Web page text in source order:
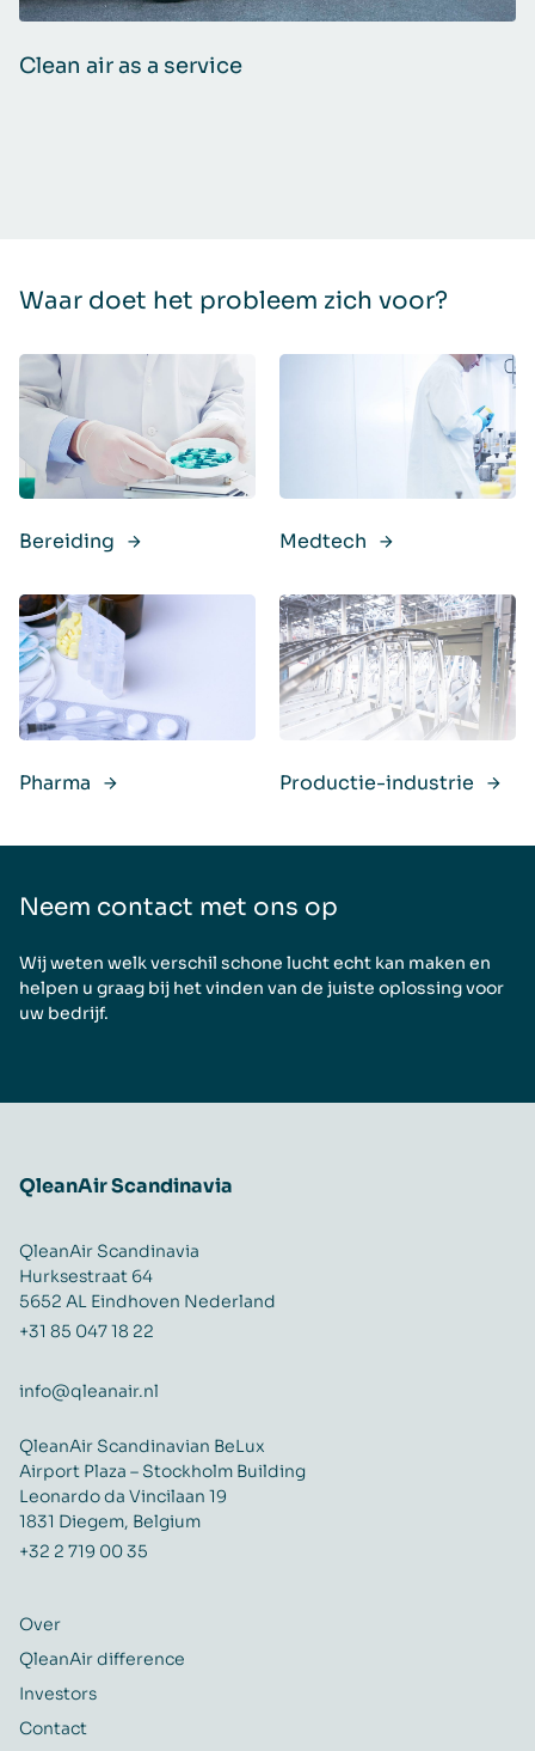
Clean air as a service
Waar doet het probleem zich voor?
Bereiding Medtech
Pharma Productie-industrie
Neem contact met ons op
Wij weten welk verschil schone lucht echt kan maken en
helpen u graag bij het vinden van de juiste oplossing voor
uw bedrijf.
QleanAir Scandinavia
QleanAir Scandinavia
Hurksestraat 64
5652 AL Eindhoven Nederland
+31 85 047 18 22
info@qleanair.nl
QleanAir Scandinavian BeLux
Airport Plaza – Stockholm Building
Leonardo da Vincilaan 19
1831 Diegem, Belgium
+32 2 719 00 35
Over
QleanAir difference
Investors
Contact